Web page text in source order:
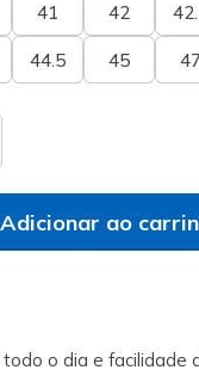
41 42
44.5 45 47
Adicionar ao
o dia e facilidade